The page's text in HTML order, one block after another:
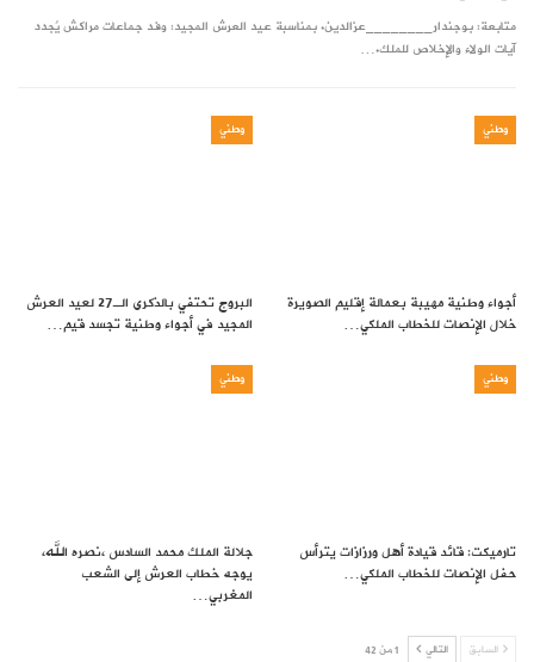
متابعة: بوجندار________عزالدين. بمناسبة عيد العرش المجيد: وفد جماعات مراكش يُجدد
آيات الولاء والإخلاص للملك.…
وطني
أجواء وطنية مهيبة بعمالة إقليم الصويرة
خلال الإنصات للخطاب الملكي…
وطني
البروج تحتفي بالذكرى الـ27 لعيد العرش
المجيد في أجواء وطنية تجسد قيم…
وطني
تارميكت: قائد قيادة أهل ورزازات يترأس
حفل الإنصات للخطاب الملكي…
وطني
جلالة الملك محمد السادس ،نصره الله،
يوجه خطاب العرش إلى الشعب
المغربي…
السابق التالي 1 من 42